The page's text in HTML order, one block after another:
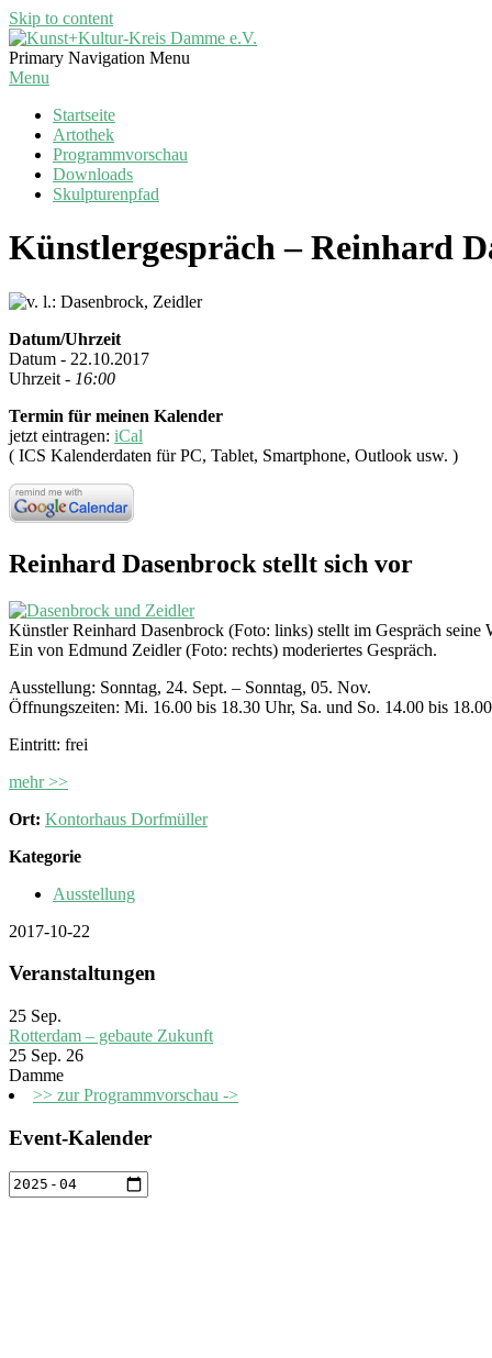
Skip to content
Kunst+Kultur-
Kreis
Primary Navigation Menu
Menu
Startseite
Artothek
Programmvorschau
Downloads
Skulpturenpfad
Künstlergespräch – Reinhard
Datum/Uhrzeit
Datum - 22.10.2017
Uhrzeit - 16:00
Termin für meinen Kalender
jetzt eintragen: iCal
( ICS Kalenderdaten für PC, Tablet, Smartphone, Outlook usw. )
Reinhard Dasenbrock stellt sich vor
Künstler Reinhard Dasenbrock (Foto: links) stellt im Gespräch seine
Ein von Edmund Zeidler (Foto: rechts) moderiertes Gespräch.
Ausstellung: Sonntag, 24. Sept. – Sonntag, 05. Nov.
Öffnungszeiten: Mi. 16.00 bis 18.30 Uhr, Sa. und So. 14.00 bis
Eintritt: frei
mehr >>
Ort: Kontorhaus Dorfmüller
Kategorie
Ausstellung
2017-10-22
Veranstaltungen
25 Sep.
Rotterdam – gebaute Zukunft
25 Sep. 26
Damme
>> zur Programmvorschau ->
Event-Kalender